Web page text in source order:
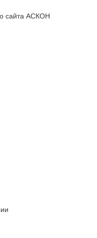
сайта АСКОН